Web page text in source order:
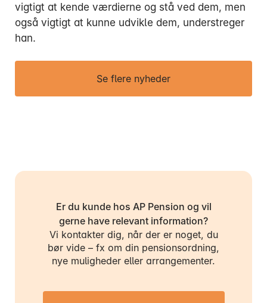
vigtigt at kende værdierne og stå ved dem, men
også vigtigt at kunne udvikle dem, understreger
han.
Se flere nyheder
Er du kunde hos AP Pension og vil
gerne have relevant information?
Vi kontakter dig, når der er noget, du
bør vide – fx om din pensionsordning,
nye muligheder eller arrangementer.